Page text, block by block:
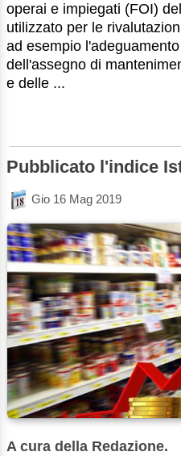
operai e impiegati (FOI)
utilizzato per le
ad esempio
dell'assegno di
e delle ...
Pubblicato l'indice
Gio 16 Mag 2019
A cura della Redazione.